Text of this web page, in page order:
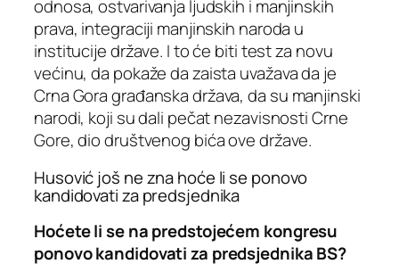
odnosa, ostvarivanja ljudskih i manjinskih
prava, integraciji manjinskih naroda u
institucije države. I to će biti test za novu
većinu, da pokaže da zaista uvažava da je
Crna Gora građanska država, da su manjinski
narodi, koji su dali pečat nezavisnosti Crne
Gore, dio društvenog bića ove države.
Husović još ne zna hoće li se ponovo
kandidovati za predsjednika
Hoćete li se na predstojećem kongresu
ponovo kandidovati za predsjednika BS?